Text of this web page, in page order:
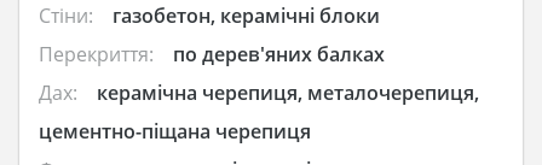
Стіни:
газобетон, керамічні блоки
Перекриття:
по дерев'яних балках
Дах:
керамічна черепиця, металочерепиця,
цементно-піщана черепиця